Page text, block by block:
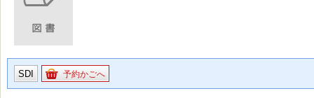
SDI 予約かごへ